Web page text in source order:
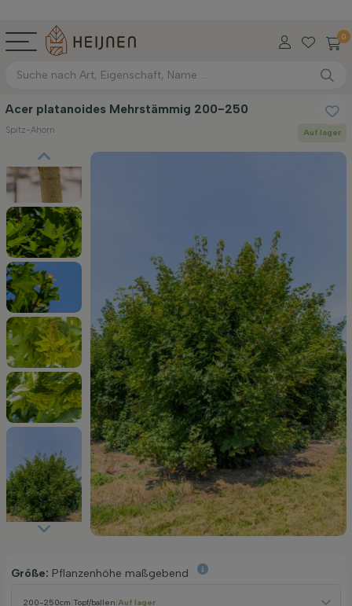
0
Acer platanoides Mehrstämmig 200-250
Spitz-Ahorn Auf lager
Größe: Pflanzenhöhe maßgebend
200-250cm Topf/ballen Auf lager